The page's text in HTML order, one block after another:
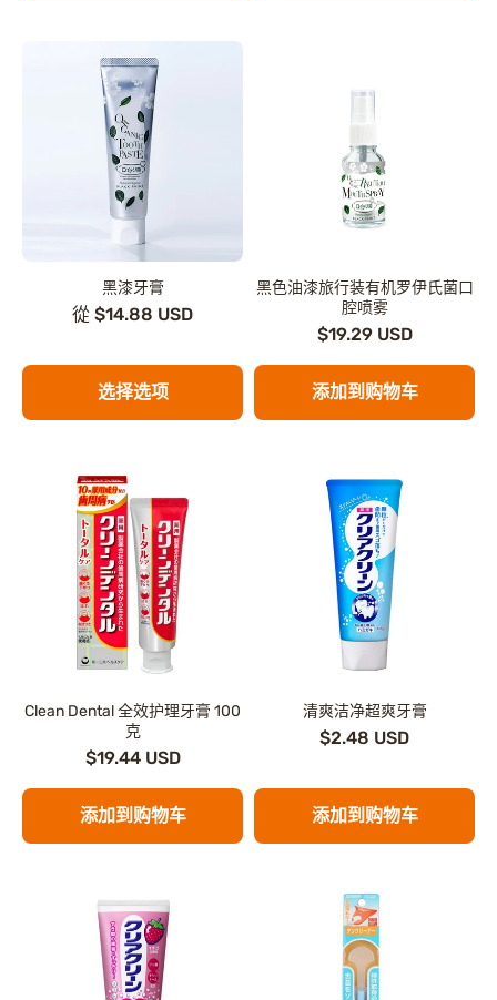
黑漆牙膏
從 $14.88 USD
选择选项
黑色油漆旅行装有机罗伊氏菌口
腔喷雾
$19.29 USD
添加到购物车
Clean Dental 全效护理牙膏 100
克
$19.44 USD
添加到购物车
清爽洁净超爽牙膏
$2.48 USD
添加到购物车